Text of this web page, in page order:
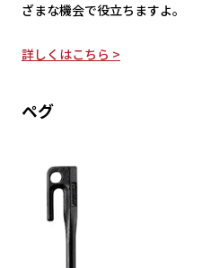
ざまな機会で役立ちますよ。
詳しくはこちら >
ペグ